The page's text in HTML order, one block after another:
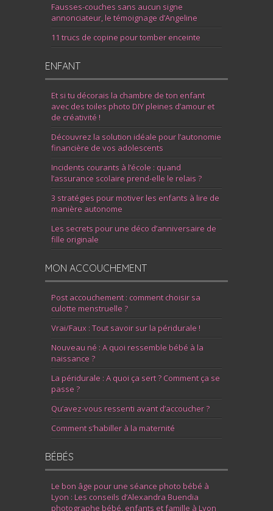
Fausses-couches sans aucun signe
annonciateur, le témoignage d’Angeline
11 trucs de copine pour tomber enceinte
ENFANT
Et si tu décorais la chambre de ton enfant
avec des toiles photo DIY pleines d’amour et
de créativité !
Découvrez la solution idéale pour l’autonomie
financière de vos adolescents
Incidents courants à l’école : quand
l’assurance scolaire prend-elle le relais ?
3 stratégies pour motiver les enfants à lire de
manière autonome
Les secrets pour une déco d’anniversaire de
fille originale
MON ACCOUCHEMENT
Post accouchement : comment choisir sa
culotte menstruelle ?
Vrai/Faux : Tout savoir sur la péridurale !
Nouveau né : A quoi ressemble bébé à la
naissance ?
La péridurale : A quoi ça sert ? Comment ça se
passe ?
Qu’avez-vous ressenti avant d’accoucher ?
Comment s’habiller à la maternité
BÉBÉS
Le bon âge pour une séance photo bébé à
Lyon : Les conseils d’Alexandra Buendia
photographe bébé, enfants et famille à Lyon